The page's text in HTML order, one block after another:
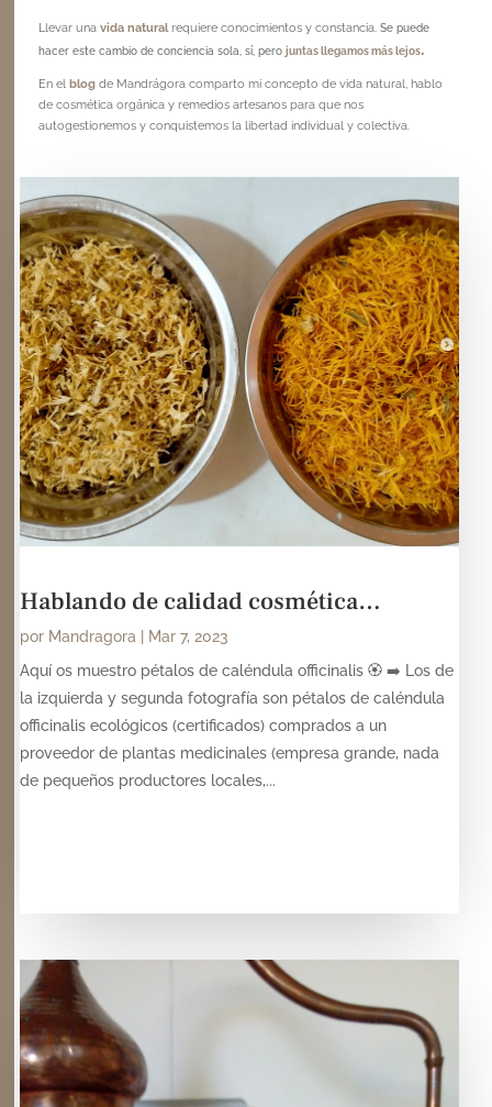
Llevar una vida naturalrequiere conocimientos y constancia. Se puede
hacer este cambio de conciencia sola, sí, pero juntas llegamos más lejos.
En el blog de Mandrágora comparto mi concepto de vida natural, hablo
de cosmética orgánica y remedios artesanos para que nos
autogestionemos y conquistemos la libertad individual y colectiva.
Hablando de calidad cosmética…
por Mandragora | Mar 7, 2023
Aquí os muestro pétalos de caléndula officinalis 🏵️ ➡️ Los de
la izquierda y segunda fotografía son pétalos de caléndula
officinalis ecológicos (certificados) comprados a un
proveedor de plantas medicinales (empresa grande, nada
de pequeños productores locales,...